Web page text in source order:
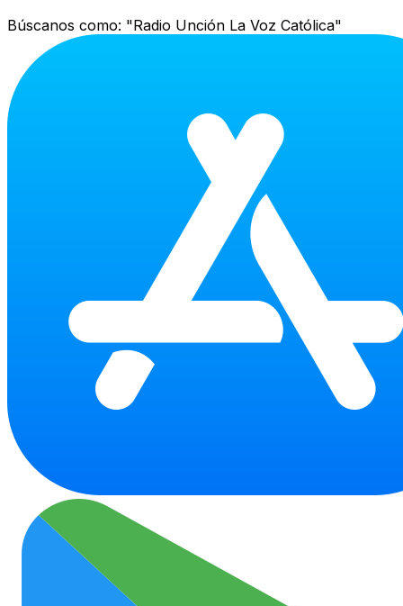
Búscanos como: "Radio Unción La Voz Católica"